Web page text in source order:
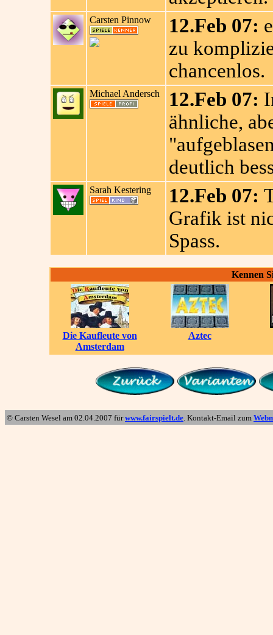
Carsten Pinnow 12.Feb 07:
zu
chancenlos.
Michael Andersch 12.Feb 07:
ähnliche,
deutlich
Sarah Kestering 12.Feb 07:
Grafik ist
Spass.
Kennen
Die Kaufleute von
Amsterdam
Aztec
© Carsten Wesel am 02.04.2007 fürwww.fairspielt.de. Kontakt-Email zum